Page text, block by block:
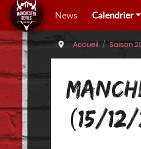
News Calendrier
Accueil Saison
(15/